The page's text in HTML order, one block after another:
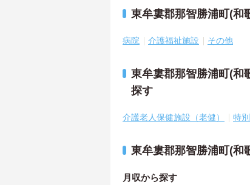
東牟婁郡那智勝浦町(和
病院 介護福祉施設 その他
東牟婁郡那智勝浦町(和
探す
介護老人保健施設（老健） 特
東牟婁郡那智勝浦町(和
月収から探す